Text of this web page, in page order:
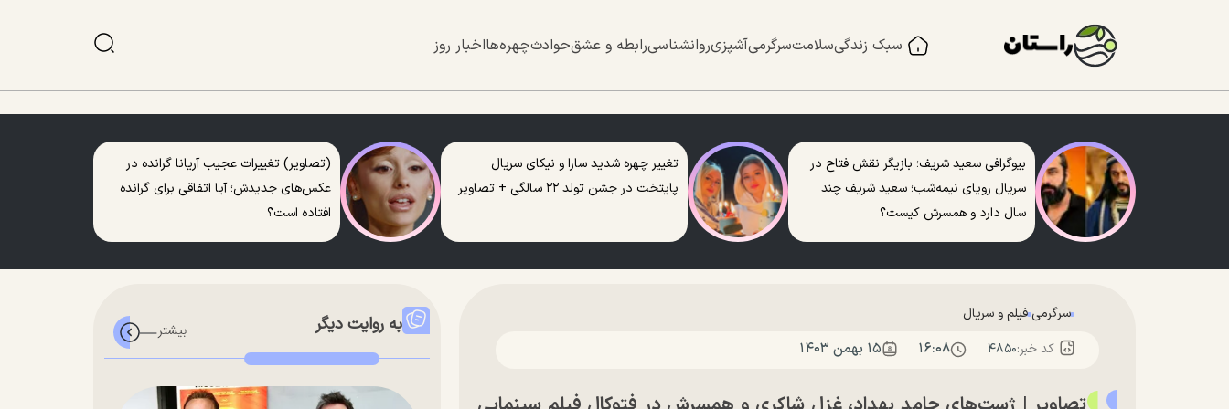
سبک زندگیسلامتسرگرمیآشپزیروانشناسیرابطه و عشقحوادثچهره‌هااخبار روز
بیوگرافی سعید شریف؛ بازیگر نقش فتاح در
سریال رویای نیمه‌شب؛ سعید شریف چند
سال دارد و همسرش کیست؟
تغییر چهره شدید سارا و نیکای سریال
پایتخت در جشن تولد ۲۲ سالگی + تصاویر
(تصاویر) تغییرات عجیب آریانا گرانده در
عکس‌های جدیدش؛ آیا اتفاقی برای گرانده
افتاده است؟
سرگرمی فیلم و سریال
کد خبر:۴۸۵۰ ۱۶:۰۸ ۱۵ بهمن ۱۴۰۳
به روایت دیگر